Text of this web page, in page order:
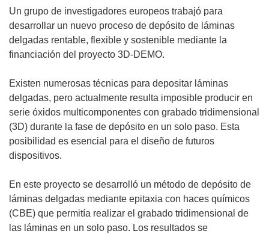
Un grupo de investigadores europeos trabajó para
desarrollar un nuevo proceso de depósito de láminas
delgadas rentable, flexible y sostenible mediante la
financiación del proyecto 3D-DEMO.
Existen numerosas técnicas para depositar láminas
delgadas, pero actualmente resulta imposible producir en
serie óxidos multicomponentes con grabado tridimensional
(3D) durante la fase de depósito en un solo paso. Esta
posibilidad es esencial para el diseño de futuros
dispositivos.
En este proyecto se desarrolló un método de depósito de
láminas delgadas mediante epitaxia con haces químicos
(CBE) que permitía realizar el grabado tridimensional de
las láminas en un solo paso. Los resultados se